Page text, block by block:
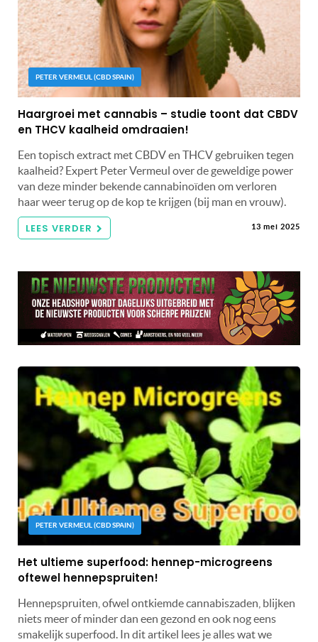
PETER VERMEUL (CBD SPAIN)
Haargroei met cannabis – studie toont dat CBDV
en THCV kaalheid omdraaien!
Een topisch extract met CBDV en THCV gebruiken tegen
kaalheid? Expert Peter Vermeul over de geweldige power
van deze minder bekende cannabinoïden om verloren
haar weer terug op de kop te krijgen (bij man en vrouw).
LEES VERDER 13 mei 2025
PETER VERMEUL (CBD SPAIN)
Het ultieme superfood: hennep-microgreens
oftewel hennepspruiten!
Hennepspruiten, ofwel ontkiemde cannabiszaden, blijken
niets meer of minder dan een gezond en ook nog eens
smakelijk superfood. In dit artikel lees je alles wat we